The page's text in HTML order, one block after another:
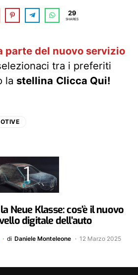
29
SHARES
parte del nuovo servizio
tra i preferiti
la stellina Clicca Qui!
Neue Klasse: cos’è il nuovo
digitale dell’auto
di Daniele Monteleone 12 Marzo 2025